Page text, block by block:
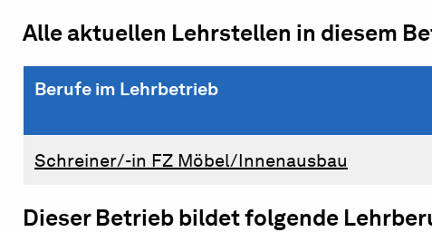
Alle aktuellen Lehrstellen in diesem
Berufe im Lehrbetrieb
Schreiner/-in FZ Möbel/Innenausbau
Dieser Betrieb bildet folgende